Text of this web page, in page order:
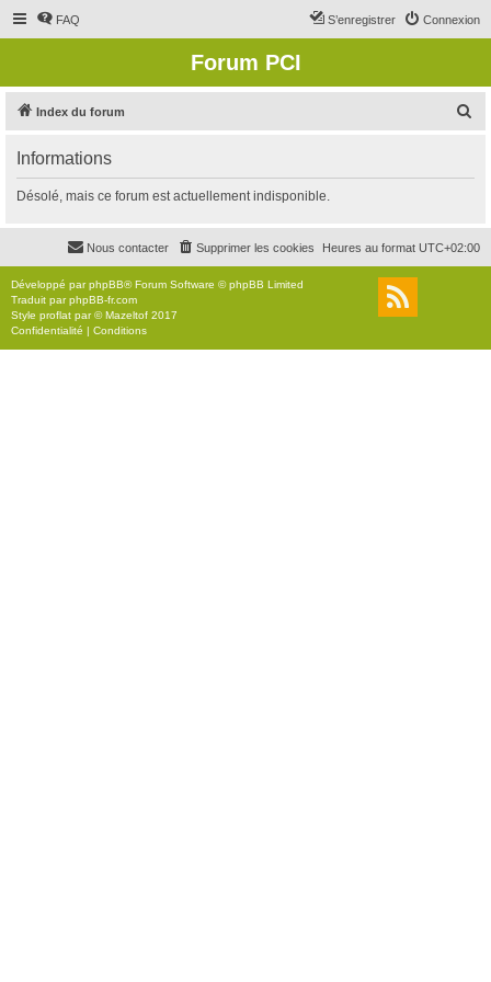
FAQ Connexion
S’enregistrer
Forum PCI
Index du forum
r
c
r
Informations
Désolé, mais ce forum est actuellement indisponible.
Heures au format UTC+02:00
Supprimer les cookies
Nous contacter
Développé parphpBB® Forum Software © phpBB Limited
Traduit parphpBB-fr.com
Style proflat par ©Mazeltof 2017
Confidentialité | Conditions